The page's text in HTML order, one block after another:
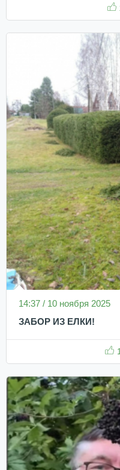
14:37 / 10 ноября 2025
ЗАБОР ИЗ ЕЛКИ!